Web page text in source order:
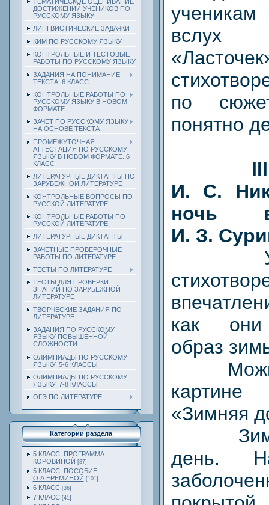
ДОСТИЖЕНИЙ УЧЕНИКОВ ПО
РУССКОМУ ЯЗЫКУ
ЛИНГВИСТИЧЕСКИЕ ЗАДАЧКИ
КИМ ПО РУССКОМУ ЯЗЫКУ
КОНТРОЛЬНЫЕ И ТЕСТОВЫЕ
РАБОТЫ ПО РУССКОМУ ЯЗЫКУ
ЗАДАНИЯ НА ПОНИМАНИЕ
ТЕКСТА. 6 КЛАСС
КОНТРОЛЬНЫЕ РАБОТЫ ПО
РУССКОМУ ЯЗЫКУ В НОВОМ
ФОРМАТЕ
ЗАЧЕТ ПО РУССКОМУ ЯЗЫКУ
НА ОСНОВЕ ТЕКСТА
ПРОМЕЖУТОЧНАЯ
АТТЕСТАЦИЯ ПО РУССКОМУ
ЯЗЫКУ В НОВОМ ФОРМАТЕ. 6
КЛАСС
ЛИТЕРАТУРНЫЕ ДИКТАНТЫ ПО
ЗАРУБЕЖНОЙ ЛИТЕРАТУРЕ
КОНТРОЛЬНЫЕ ВОПРОСЫ ПО
РУССКОЙ ЛИТЕРАТУРЕ
КОНТРОЛЬНЫЕ РАБОТЫ ПО
РУССКОЙ ЛИТЕРАТУРЕ
ЛИТЕРАТУРНЫЕ ДИКТАНТЫ
ЗАЧЕТНЫЕ ПРОВЕРОЧНЫЕ
РАБОТЫ ПО ЛИТЕРАТУРЕ
ТЕСТЫ ПО ЛИТЕРАТУРЕ
ТЕСТЫ ДЛЯ ПРОВЕРКИ
ЗНАНИЙ ПО ЗАРУБЕЖНОЙ
ЛИТЕРАТУРЕ
ТВОРЧЕСКИЕ ЗАДАНИЯ ПО
ЛИТЕРАТУРЕ
ЗАДАНИЯ ПО РУССКОМУ
ЯЗЫКУ ПОВЫШЕННОЙ
СЛОЖНОСТИ
ОЛИМПИАДЫ ПО РУССКОМУ
ЯЗЫКУ. 5-6 КЛАССЫ
ОЛИМПИАДЫ ПО РУССКОМУ
ЯЗЫКУ. 7-8 КЛАССЫ
ОГЭ ПО ЛИТЕРАТУРЕ
Категории раздела
5 КЛАСС. ПРОГРАММА
КОРОВИНОЙ [37]
5 КЛАСС. ПОСОБИЕ
О.А.ЕРЕМИНОЙ [101]
6 КЛАСС [36]
7 КЛАСС [41]
вслух
по
понятно
И. С.
ночь
И. З.
как они
образ
Можно
«Зимняя
день.